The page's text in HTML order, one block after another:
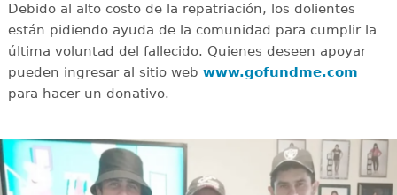
Debido al alto costo de la repatriación, los dolientes
están pidiendo ayuda de la comunidad para cumplir la
última voluntad del fallecido. Quienes deseen apoyar
pueden ingresar al sitio web www.gofundme.com
para hacer un donativo.